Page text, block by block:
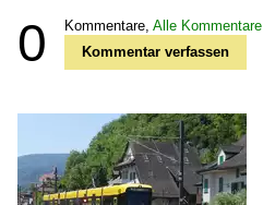
0 Kommentare, Alle Kommentare
Kommentar verfassen